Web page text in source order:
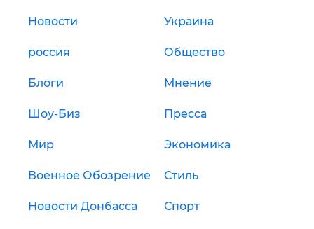
Новости Украина
россия Общество
Блоги Мнение
Шоу-Биз Пресса
Мир Экономика
Военное Обозрение Стиль
Новости Донбасса Спорт